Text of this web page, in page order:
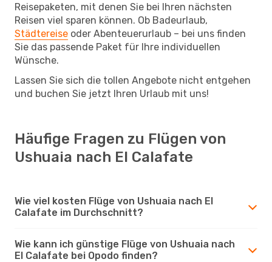
Reisepaketen, mit denen Sie bei Ihren nächsten
Reisen viel sparen können. Ob Badeurlaub,
Städtereise oder Abenteuerurlaub – bei uns finden
Sie das passende Paket für Ihre individuellen
Wünsche.
Lassen Sie sich die tollen Angebote nicht entgehen
und buchen Sie jetzt Ihren Urlaub mit uns!
Häufige Fragen zu Flügen von
Ushuaia nach El Calafate
Wie viel kosten Flüge von Ushuaia nach El
Calafate im Durchschnitt?
Wie kann ich günstige Flüge von Ushuaia nach
El Calafate bei Opodo finden?